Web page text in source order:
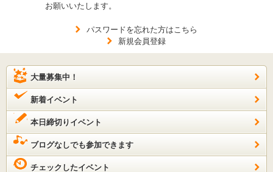
お願いいたします。
パスワードを忘れた方はこちら
新規会員登録
大量募集中！
新着イベント
本日締切りイベント
ブログなしでも参加できます
チェックしたイベント